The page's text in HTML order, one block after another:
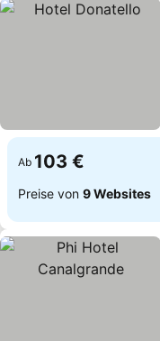
Ab 103 €
Preise von 9 Websites